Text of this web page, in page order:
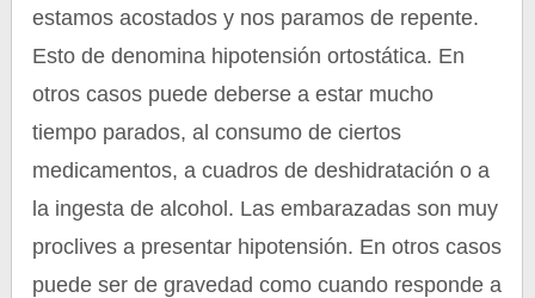
estamos acostados y nos paramos de repente.
Esto de denomina hipotensión ortostática. En
otros casos puede deberse a estar mucho
tiempo parados, al consumo de ciertos
medicamentos, a cuadros de deshidratación o a
la ingesta de alcohol. Las embarazadas son muy
proclives a presentar hipotensión. En otros casos
puede ser de gravedad como cuando responde a